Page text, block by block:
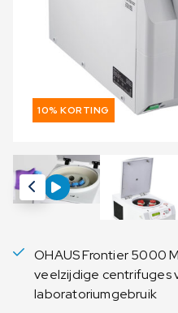
10% KORTING
OHAUS Frontier 5000
veelzijdige centrifuges
laboratoriumgebruik